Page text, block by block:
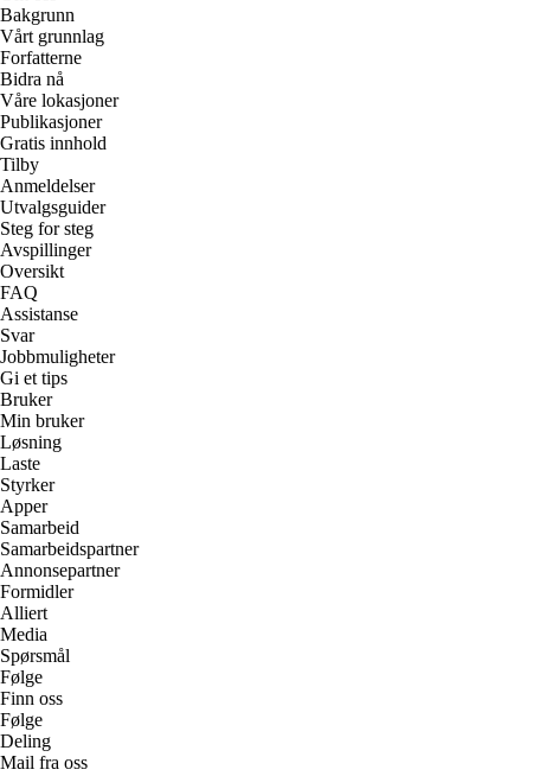
Bakgrunn
Vårt grunnlag
Forfatterne
Bidra nå
Våre lokasjoner
Publikasjoner
Gratis innhold
Tilby
Anmeldelser
Utvalgsguider
Steg for steg
Avspillinger
Oversikt
FAQ
Assistanse
Svar
Jobbmuligheter
Gi et tips
Bruker
Min bruker
Løsning
Laste
Styrker
Apper
Samarbeid
Samarbeidspartner
Annonsepartner
Formidler
Alliert
Media
Spørsmål
Følge
Finn oss
Følge
Deling
Mail fra oss